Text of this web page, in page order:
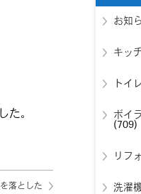
た。
落とした
お知
キッ
トイ
ボイ
(709)
リフ
洗濯